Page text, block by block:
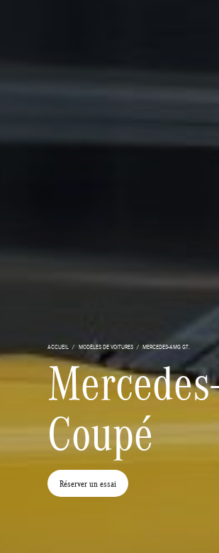
ACCUEIL MODÈLES DE VOITURES MERCEDES-AMG GT.
Coupé
Réserver un essai